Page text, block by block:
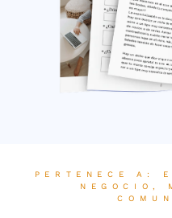
PERTENECE A:
NEGOCIO,